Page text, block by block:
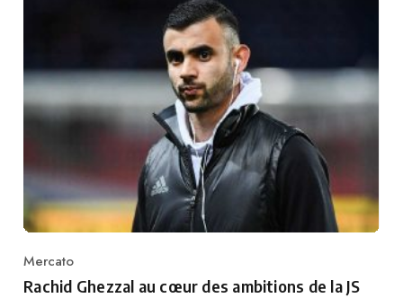
Category
Mercato
Rachid Ghezzal au cœur des ambitions de la JS